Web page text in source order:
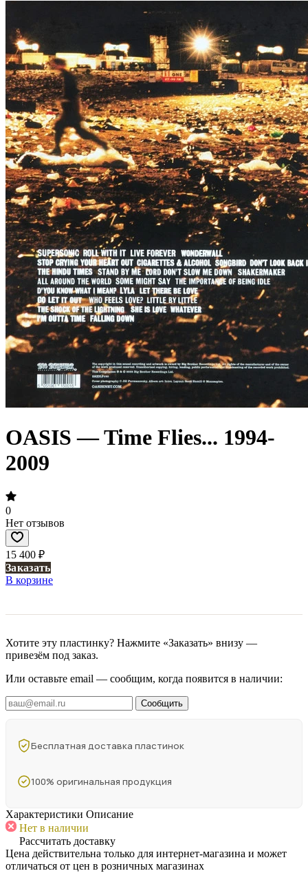
OASIS — Time Flies... 1994-
2009
0
Нет отзывов
15 400 ₽
Заказать
В корзине
Хотите эту пластинку? Нажмите «Заказать» внизу —
привезём под заказ.
Или оставьте email — сообщим, когда появится в наличии:
Сообщить
Бесплатная доставка пластинок
100% оригинальная продукция
Характеристики Описание
Нет в наличии
Рассчитать доставку
Цена действительна только для интернет-магазина и может
отличаться от цен в розничных магазинах